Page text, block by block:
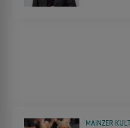
MAINZER